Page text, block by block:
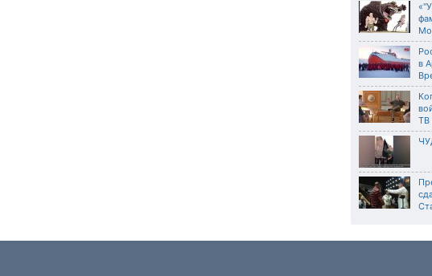
в
ТВ